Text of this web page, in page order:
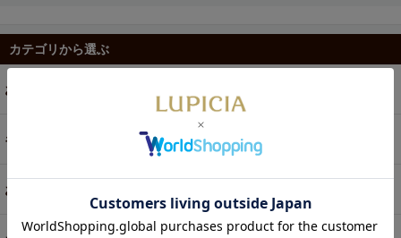
カテゴリから選ぶ
お茶
ギフト
お菓子・食品・飲料